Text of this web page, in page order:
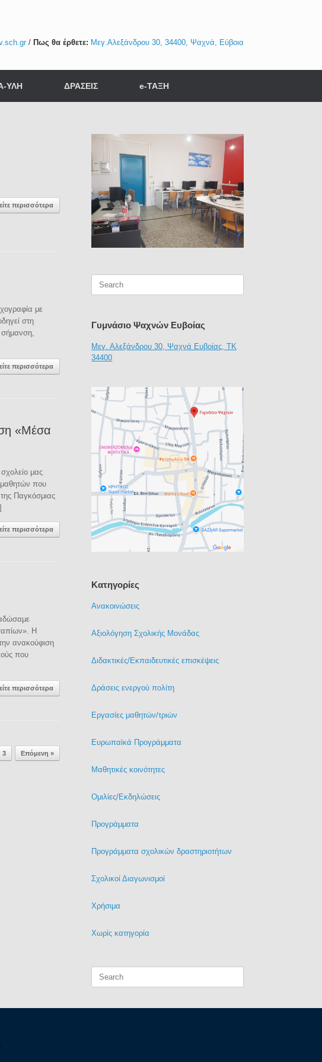
/ Πως θα έρθετε: Μεγ.Αλεξάνδρου 30, 34400, Ψαχνά, Εύβοια
ΥΛΗ ΔΡΑΣΕΙΣ e-ΤΑΞΗ
περισσότερα
με
στη
σήμανση,
περισσότερα
«Μέσα
μας
μαθητών που
Παγκόσμιας
περισσότερα
Η
ανακούφιση
που
περισσότερα
3 Επόμενη »
Search
Γυμνάσιο Ψαχνών Ευβοίας
Μεγ. Αλεξάνδρου 30, Ψαχνά Ευβοίας, ΤΚ
34400
Kατηγορίες
Ανακοινώσεις
Αξιολόγηση Σχολικής Μονάδας
Διδακτικές/Εκπαιδευτικές επισκέψεις
Δράσεις ενεργού πολίτη
Εργασίες μαθητών/τριών
Ευρωπαϊκά Προγράμματα
Μαθητικές κοινότητες
Ομιλίες/Εκδηλώσεις
Προγράμματα
Προγράμματα σχολικών δραστηριοτήτων
Σχολικοί Διαγωνισμοί
Χρήσιμα
Χωρίς κατηγορία
for: